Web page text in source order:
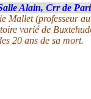
Alain, Crr de
Mallet (professeur
varié de
20 ans de sa mort.